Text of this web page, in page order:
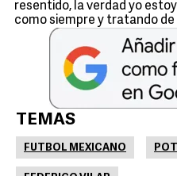
resentido, la verdad yo
como siempre y tratando
TEMAS
FUTBOL MEXICANO